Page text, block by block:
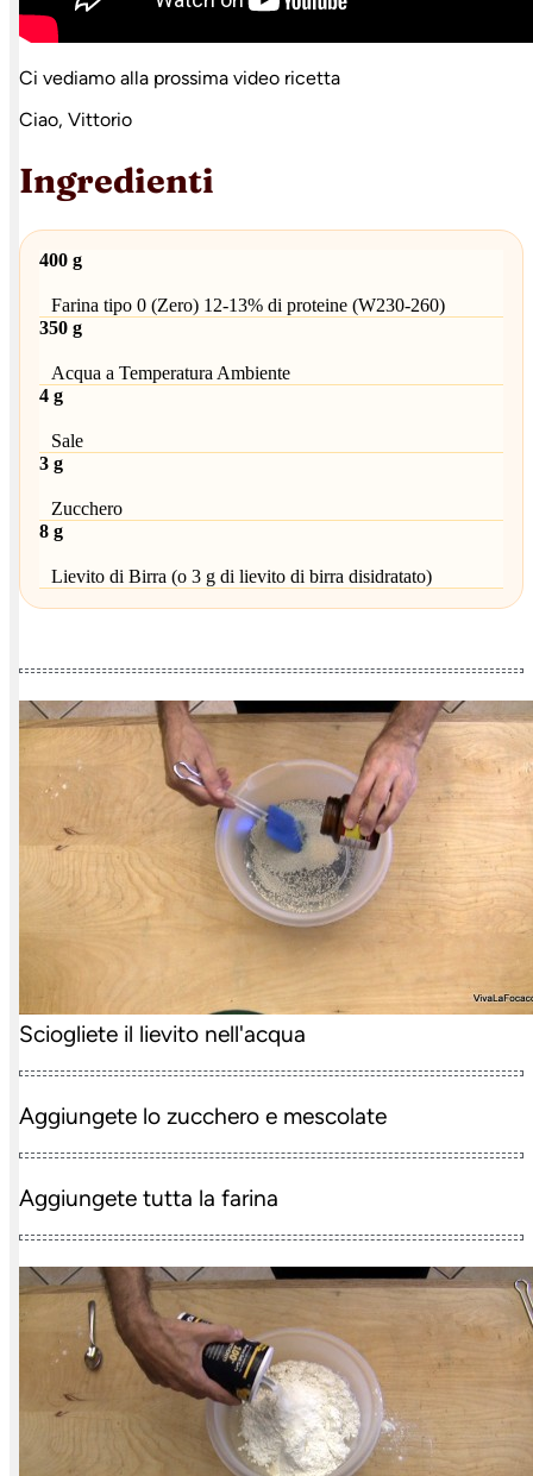
Ci vediamo alla prossima video ricetta
Ciao, Vittorio
Ingredienti
400 g
Farina tipo 0 (Zero) 12-13% di proteine (W230-260)
350 g
Acqua a Temperatura Ambiente
4 g
Sale
3 g
Zucchero
8 g
Lievito di Birra (o 3 g di lievito di birra disidratato)
Sciogliete il lievito nell'acqua
Aggiungete lo zucchero e mescolate
Aggiungete tutta la farina